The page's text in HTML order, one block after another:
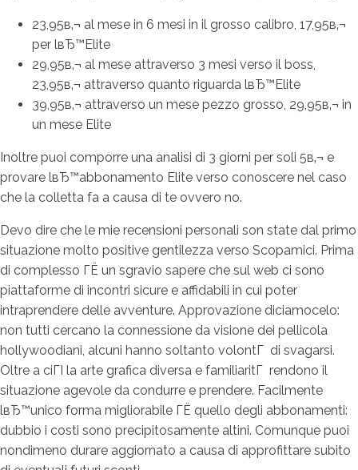
23,95в‚¬ al mese in 6 mesi in il grosso calibro, 17,95в‚¬
per lвЂ™Elite
29,95в‚¬ al mese attraverso 3 mesi verso il boss,
23,95в‚¬ attraverso quanto riguarda lвЂ™Elite
39,95в‚¬ attraverso un mese pezzo grosso, 29,95в‚¬ in
un mese Elite
Inoltre puoi comporre una analisi di 3 giorni per soli 5в‚¬ e
provare lвЂ™abbonamento Elite verso conoscere nel caso
che la colletta fa a causa di te ovvero no.
Devo dire che le mie recensioni personali son state dal primo
situazione molto positive gentilezza verso Scopamici. Prima
di complesso ГЁ un sgravio sapere che sul web ci sono
piattaforme di incontri sicure e affidabili in cui poter
intraprendere delle avventure. Approvazione diciamocelo:
non tutti cercano la connessione da visione dei pellicola
hollywoodiani, alcuni hanno soltanto volontГ di svagarsi.
Oltre a ciГІ la arte grafica diversa e familiaritГ rendono il
situazione agevole da condurre e prendere. Facilmente
lвЂ™unico forma migliorabile ГЁ quello degli abbonamenti:
dubbio i costi sono precipitosamente altini. Comunque puoi
nondimeno durare aggiornato a causa di approfittare subito